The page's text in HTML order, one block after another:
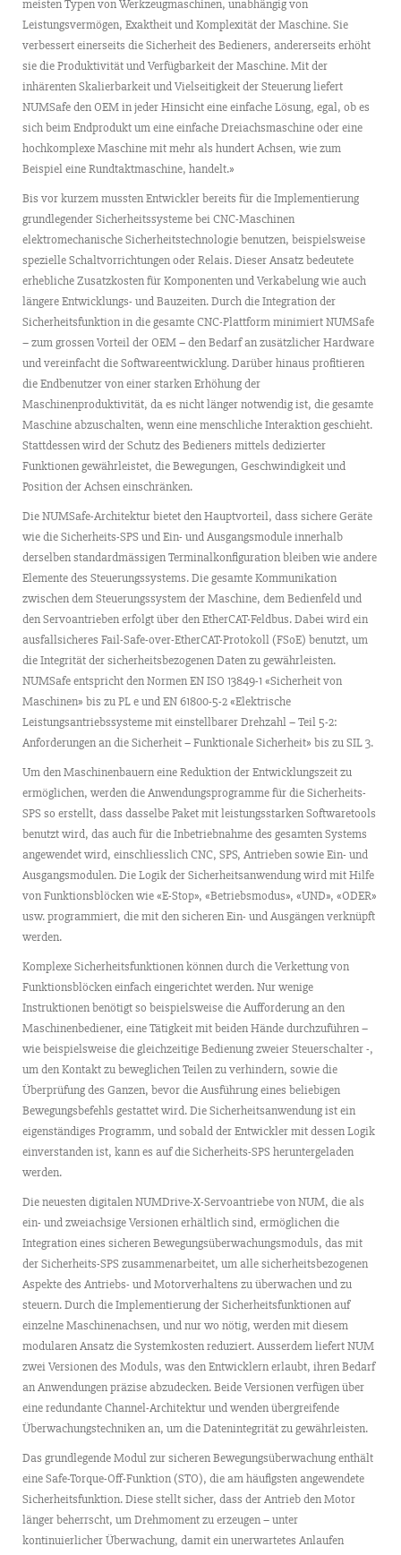
meisten Typen von Werkzeugmaschinen, unabhängig von
Leistungsvermögen, Exaktheit und Komplexität der Maschine. Sie
verbessert einerseits die Sicherheit des Bedieners, andererseits erhöht
sie die Produktivität und Verfügbarkeit der Maschine. Mit der
inhärenten Skalierbarkeit und Vielseitigkeit der Steuerung liefert
NUMSafe den OEM in jeder Hinsicht eine einfache Lösung, egal, ob es
sich beim Endprodukt um eine einfache Dreiachsmaschine oder eine
hochkomplexe Maschine mit mehr als hundert Achsen, wie zum
Beispiel eine Rundtaktmaschine, handelt.»
Bis vor kurzem mussten Entwickler bereits für die Implementierung
grundlegender Sicherheitssysteme bei CNC-Maschinen
elektromechanische Sicherheitstechnologie benutzen, beispielsweise
spezielle Schaltvorrichtungen oder Relais. Dieser Ansatz bedeutete
erhebliche Zusatzkosten für Komponenten und Verkabelung wie auch
längere Entwicklungs- und Bauzeiten. Durch die Integration der
Sicherheitsfunktion in die gesamte CNC-Plattform minimiert NUMSafe
– zum grossen Vorteil der OEM – den Bedarf an zusätzlicher Hardware
und vereinfacht die Softwareentwicklung. Darüber hinaus profitieren
die Endbenutzer von einer starken Erhöhung der
Maschinenproduktivität, da es nicht länger notwendig ist, die gesamte
Maschine abzuschalten, wenn eine menschliche Interaktion geschieht.
Stattdessen wird der Schutz des Bedieners mittels dedizierter
Funktionen gewährleistet, die Bewegungen, Geschwindigkeit und
Position der Achsen einschränken.
Die NUMSafe-Architektur bietet den Hauptvorteil, dass sichere Geräte
wie die Sicherheits-SPS und Ein- und Ausgangsmodule innerhalb
derselben standardmässigen Terminalkonfiguration bleiben wie andere
Elemente des Steuerungssystems. Die gesamte Kommunikation
zwischen dem Steuerungssystem der Maschine, dem Bedienfeld und
den Servoantrieben erfolgt über den EtherCAT-Feldbus. Dabei wird ein
ausfallsicheres Fail-Safe-over-EtherCAT-Protokoll (FSoE) benutzt, um
die Integrität der sicherheitsbezogenen Daten zu gewährleisten.
NUMSafe entspricht den Normen EN ISO 13849-1 «Sicherheit von
Maschinen» bis zu PL e und EN 61800-5-2 «Elektrische
Leistungsantriebssysteme mit einstellbarer Drehzahl – Teil 5-2:
Anforderungen an die Sicherheit – Funktionale Sicherheit» bis zu SIL 3.
Um den Maschinenbauern eine Reduktion der Entwicklungszeit zu
ermöglichen, werden die Anwendungsprogramme für die Sicherheits-
SPS so erstellt, dass dasselbe Paket mit leistungsstarken Softwaretools
benutzt wird, das auch für die Inbetriebnahme des gesamten Systems
angewendet wird, einschliesslich CNC, SPS, Antrieben sowie Ein- und
Ausgangsmodulen. Die Logik der Sicherheitsanwendung wird mit Hilfe
von Funktionsblöcken wie «E-Stop», «Betriebsmodus», «UND», «ODER»
usw. programmiert, die mit den sicheren Ein- und Ausgängen verknüpft
werden.
Komplexe Sicherheitsfunktionen können durch die Verkettung von
Funktionsblöcken einfach eingerichtet werden. Nur wenige
Instruktionen benötigt so beispielsweise die Aufforderung an den
Maschinenbediener, eine Tätigkeit mit beiden Hände durchzuführen –
wie beispielsweise die gleichzeitige Bedienung zweier Steuerschalter -,
um den Kontakt zu beweglichen Teilen zu verhindern, sowie die
Überprüfung des Ganzen, bevor die Ausführung eines beliebigen
Bewegungsbefehls gestattet wird. Die Sicherheitsanwendung ist ein
eigenständiges Programm, und sobald der Entwickler mit dessen Logik
einverstanden ist, kann es auf die Sicherheits-SPS heruntergeladen
werden.
Die neuesten digitalen NUMDrive-X-Servoantriebe von NUM, die als
ein- und zweiachsige Versionen erhältlich sind, ermöglichen die
Integration eines sicheren Bewegungsüberwachungsmoduls, das mit
der Sicherheits-SPS zusammenarbeitet, um alle sicherheitsbezogenen
Aspekte des Antriebs- und Motorverhaltens zu überwachen und zu
steuern. Durch die Implementierung der Sicherheitsfunktionen auf
einzelne Maschinenachsen, und nur wo nötig, werden mit diesem
modularen Ansatz die Systemkosten reduziert. Ausserdem liefert NUM
zwei Versionen des Moduls, was den Entwicklern erlaubt, ihren Bedarf
an Anwendungen präzise abzudecken. Beide Versionen verfügen über
eine redundante Channel-Architektur und wenden übergreifende
Überwachungstechniken an, um die Datenintegrität zu gewährleisten.
Das grundlegende Modul zur sicheren Bewegungsüberwachung enthält
eine Safe-Torque-Off-Funktion (STO), die am häufigsten angewendete
Sicherheitsfunktion. Diese stellt sicher, dass der Antrieb den Motor
länger beherrscht, um Drehmoment zu erzeugen – unter
kontinuierlicher Überwachung, damit ein unerwartetes Anlaufen